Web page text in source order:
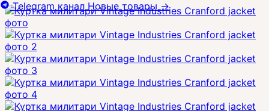
Telegram канал Новые товары→